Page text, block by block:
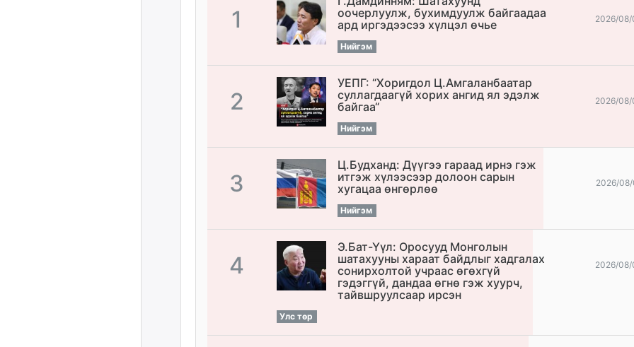
1
оочерлуулж, бухимдуулж байгаадаа
ард иргэдээсээ хүлцэл өчье
Нийгэм
2026/08/
2
УЕПГ: “Хоригдол Ц.Амгаланбаатар
cуллагдаагүй хорих ангид ял эдэлж
байгаа“
Нийгэм
2026/08/
3
Ц.Будханд: Дүүгээ гараад ирнэ гэж
итгэж хүлээсээр долоон сарын
хугацаа өнгөрлөө
Нийгэм
2026/
4
Э.Бат-Үүл: Оросууд Монголын
шатахууны хараат байдлыг хадгалах
сонирхолтой учраас өгөхгүй
гэдэггүй, дандаа өгнө гэж хуурч,
тайвшруулсаар ирсэн
Улс төр
2026/08/